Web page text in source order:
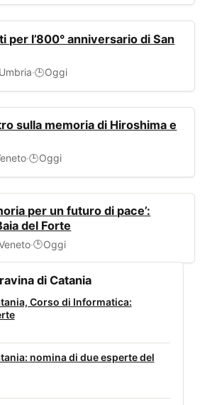
per l’800° anniversario di San
Umbria·🕒Oggi
sulla memoria di Hiroshima e
·🕒Oggi
per un futuro di pace’:
del Forte
·🕒Oggi
di Catania
Corso di Informatica:
nomina di due esperte del